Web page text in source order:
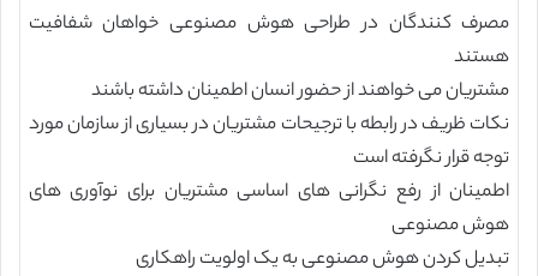
مصرف کنندگان در طراحی هوش مصنوعی خواهان شفافیت
هستند
مشتریان می خواهند از حضور انسان اطمینان داشته باشند
نکات ظریف در رابطه با ترجیحات مشتریان در بسیاری از سازمان مورد
توجه قرار نگرفته است
اطمینان از رفع نگرانی های اساسی مشتریان برای نوآوری های
هوش مصنوعی
تبدیل کردن هوش مصنوعی به یک اولویت راهکاری